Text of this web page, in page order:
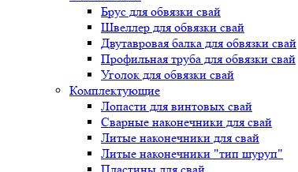
Брус для обвязки свай
Швеллер для обвязки свай
Двутавровая балка для обвязки свай
Профильная труба для обвязки свай
Уголок для обвязки свай
Комплектующие
Лопасти для винтовых свай
Сварные наконечники для свай
Литые наконечники для свай
Литые наконечники "тип шуруп"